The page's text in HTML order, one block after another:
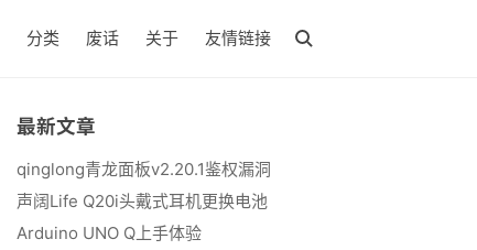
分类 废话 关于 友情链接
最新文章
qinglong青龙面板v2.20.1鉴权漏洞
声阔Life Q20i头戴式耳机更换电池
Arduino UNO Q上手体验